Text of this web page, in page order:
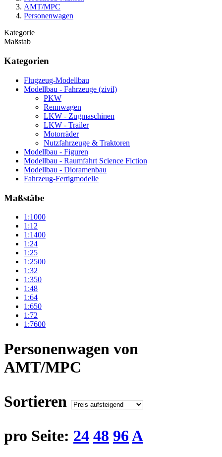
AMT/MPC
Personenwagen
Kategorie
Maßstab
Kategorien
Flugzeug-Modellbau
Modellbau - Fahrzeuge (zivil)
PKW
Rennwagen
LKW - Zugmaschinen
LKW - Trailer
Motorräder
Nutzfahrzeuge & Traktoren
Modellbau - Figuren
Modellbau - Raumfahrt Science Fiction
Modellbau - Dioramenbau
Fahrzeug-Fertigmodelle
Maßstäbe
1:1000
1:12
1:1400
1:24
1:25
1:2500
1:32
1:350
1:48
1:64
1:650
1:72
1:7600
Personenwagen von
AMT/MPC
Sortieren
pro Seite: 24 48 96A